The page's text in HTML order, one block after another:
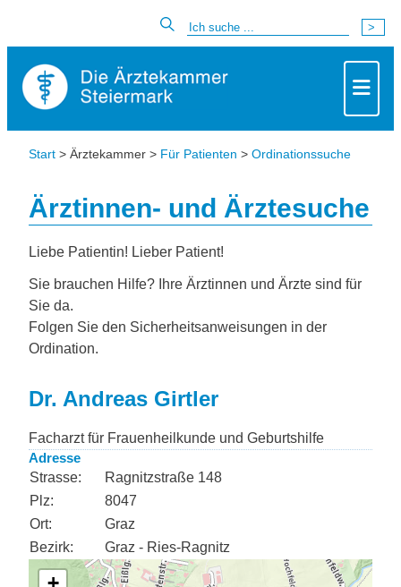
Start > Ärztekammer > Für Patienten > Ordinationssuche
Ärztinnen- und Ärztesuche
Liebe Patientin! Lieber Patient!
Sie brauchen Hilfe? Ihre Ärztinnen und Ärzte sind für
Sie da.
Folgen Sie den Sicherheitsanweisungen in der
Ordination.
Dr. Andreas Girtler
Facharzt für Frauenheilkunde und Geburtshilfe
Adresse
Strasse:
Ragnitzstraße 148
Plz:
8047
Ort:
Graz
Bezirk:
Graz - Ries-Ragnitz